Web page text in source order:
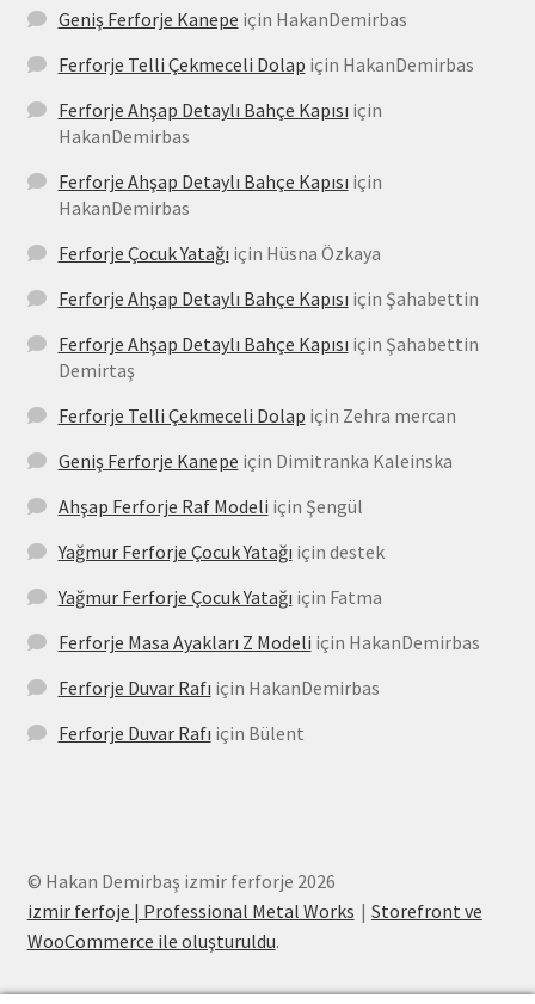
Geniş Ferforje Kanepe için HakanDemirbas
Ferforje Telli Çekmeceli Dolap için HakanDemirbas
Ferforje Ahşap Detaylı Bahçe Kapısı için
HakanDemirbas
Ferforje Ahşap Detaylı Bahçe Kapısı için
HakanDemirbas
Ferforje Çocuk Yatağı için Hüsna Özkaya
Ferforje Ahşap Detaylı Bahçe Kapısı için Şahabettin
Ferforje Ahşap Detaylı Bahçe Kapısı için Şahabettin
Demirtaş
Ferforje Telli Çekmeceli Dolap için Zehra mercan
Geniş Ferforje Kanepe için Dimitranka Kaleinska
Ahşap Ferforje Raf Modeli için Şengül
Yağmur Ferforje Çocuk Yatağı için destek
Yağmur Ferforje Çocuk Yatağı için Fatma
Ferforje Masa Ayakları Z Modeli için HakanDemirbas
Ferforje Duvar Rafı için HakanDemirbas
Ferforje Duvar Rafı için Bülent
© Hakan Demirbaş izmir ferforje 2026
izmir ferfoje | Professional Metal Works
Storefront ve
WooCommerce ile oluşturuldu.